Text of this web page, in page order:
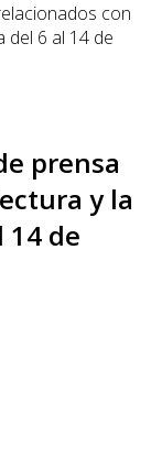
con
del 6 al 14 de
prensa
y la
14 de